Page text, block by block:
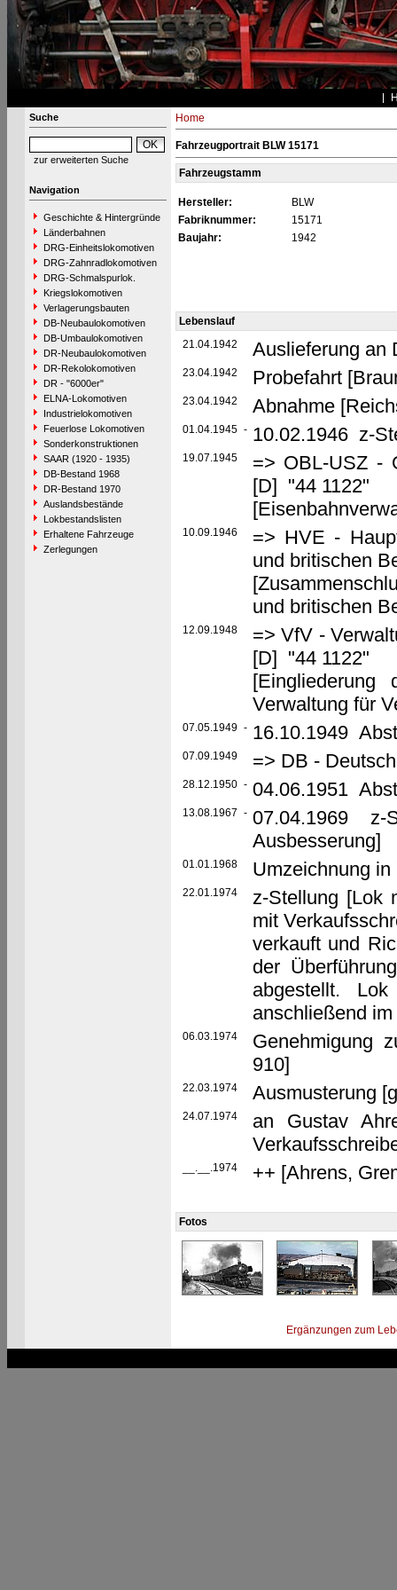
Suche
zur erweiterten Suche
Navigation
Geschichte & Hintergründe
Länderbahnen
DRG-Einheitslokomotiven
DRG-Zahnradlokomotiven
DRG-Schmalspurlok.
Kriegslokomotiven
Verlagerungsbauten
DB-Neubaulokomotiven
DB-Umbaulokomotiven
DR-Neubaulokomotiven
DR-Rekolokomotiven
DR - "6000er"
ELNA-Lokomotiven
Industrielokomotiven
Feuerlose Lokomotiven
Sonderkonstruktionen
SAAR (1920 - 1935)
DB-Bestand 1968
DR-Bestand 1970
Auslandsbestände
Lokbestandslisten
Erhaltene Fahrzeuge
Zerlegungen
Home
Fahrzeugportrait BLW 15171
Fahrzeugstamm
Hersteller:
BLW
Fabriknummer:
15171
Baujahr:
1942
Lebenslauf
21.04.1942
Auslieferung an
23.04.1942 Probefahrt
23.04.1942 Abnahme
01.04.1945 - 10.02.1946 z-
19.07.1945
=> OBL-USZ -
[D] "44 1122"
10.09.1946
=> HVE -
und britischen
und britischen
12.09.1948
=> VfV -
[D] "44 1122"
Verwaltung für
07.05.1949 - 16.10.1949
07.09.1949 => DB -
28.12.1950 - 04.06.1951
13.08.1967 - 07.04.1969 z-
Ausbesserung]
01.01.1968 Umzeichnung
22.01.1974
z-Stellung [Lok
mit
verkauft und
der
abgestellt.
anschließend
06.03.1974
Genehmigung
910]
22.03.1974 Ausmusterung
24.07.1974
an Gustav
__.__.1974 ++ [Ahrens,
Fotos
Ergänzungen zum